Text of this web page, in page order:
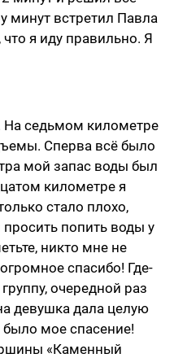
минут встретил Павла
я иду правильно. Я
На седьмом километре
Сперва всё было
мой запас воды был
километре я
стало плохо,
попить воды у
никто мне не
спасибо! Где-
очередной раз
девушка дала целую
мое спасение!
«Каменный